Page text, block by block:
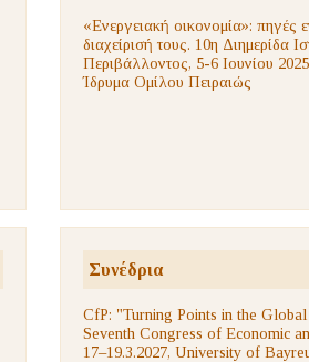
«Ενεργειακή οικονομία»: πηγές
διαχείρισή τους. 10η Διημερίδα
Περιβάλλοντος, 5-6 Ιουνίου
Ίδρυμα Ομίλου Πειραιώς
Συνέδρια
CfP: "Turning Points in the
Seventh Congress of Economic
17–19.3.2027, University of